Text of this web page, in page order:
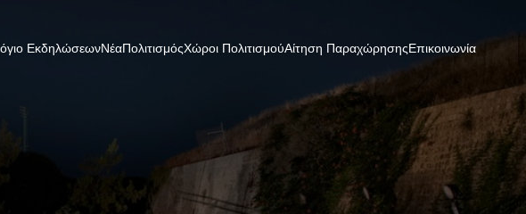
ΕκδηλώσεωνΝέαΠολιτισμόςΧώροι ΠολιτισμούΑίτηση ΠαραχώρησηςΕπικοινωνία